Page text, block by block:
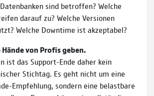
sind betroffen? Welche
darauf zu? Welche Versionen
Welche Downtime ist akzeptabel?
von Profis geben.
ist das Support-Ende daher kein
Stichtag. Es geht nicht um eine
Empfehlung, sondern eine belastbare